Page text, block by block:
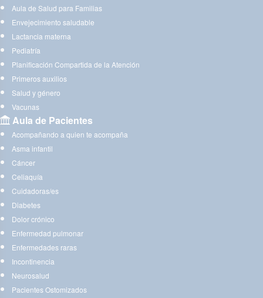
Aula de Salud para Familias
Envejecimiento saludable
Lactancia materna
Pediatría
Planificación Compartida de la Atención
Primeros auxilios
Salud y género
Vacunas
Aula de Pacientes
Acompañando a quien te acompaña
Asma infantil
Cáncer
Celiaquía
Cuidadoras/es
Diabetes
Dolor crónico
Enfermedad pulmonar
Enfermedades raras
Incontinencia
Neurosalud
Pacientes Ostomizados